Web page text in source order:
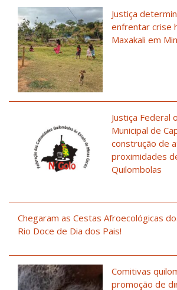
Justiça
enfrentar crise
Maxakali em
Justiça Federal
Municipal de
construção de
proximidades
Quilombolas
Chegaram as Cestas Afroecológicas
Rio Doce de Dia dos Pais!
Comitivas
promoção de